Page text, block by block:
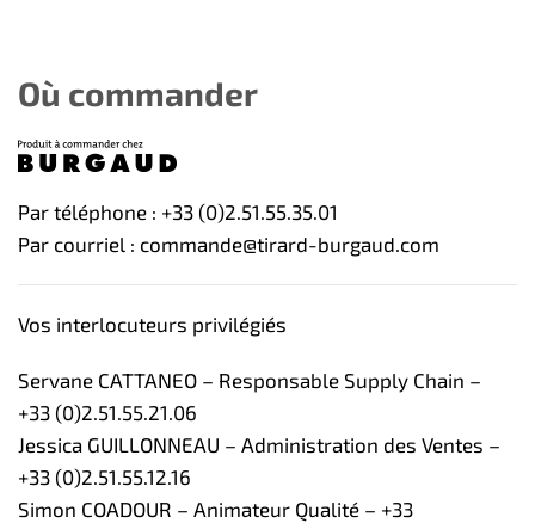
Où commander
Par téléphone : +33 (0)2.51.55.35.01
Par courriel : commande@tirard-burgaud.com
Vos interlocuteurs privilégiés
Servane CATTANEO – Responsable Supply Chain –
+33 (0)2.51.55.21.06
Jessica GUILLONNEAU – Administration des Ventes –
+33 (0)2.51.55.12.16
Simon COADOUR – Animateur Qualité – +33